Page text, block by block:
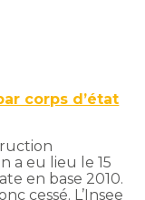
corps d’état
a eu lieu le 15
en base 2010.
cessé. L’Insee